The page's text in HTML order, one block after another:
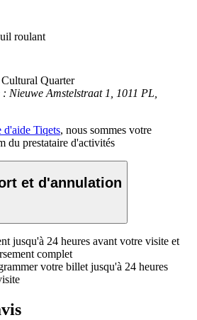
roulant
Quarter
: Nieuwe Amstelstraat 1, 1011 PL,
d'aide Tiqets, nous sommes votre
du prestataire d'activités
et d'annulation
jusqu'à 24 heures avant votre visite et
complet
votre billet jusqu'à 24 heures